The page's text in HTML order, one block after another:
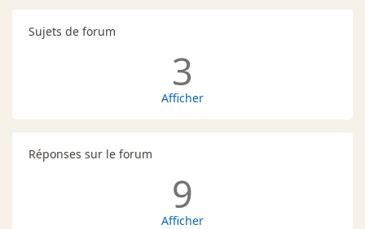
Sujets de forum
3
Afficher
Réponses sur le forum
9
Afficher